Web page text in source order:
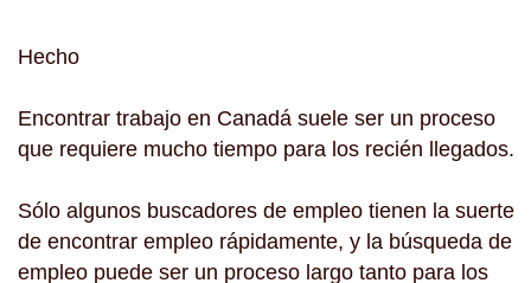
Hecho
Encontrar trabajo en Canadá suele ser un proceso
que requiere mucho tiempo para los recién llegados.
Sólo algunos buscadores de empleo tienen la suerte
de encontrar empleo rápidamente, y la búsqueda de
empleo puede ser un proceso largo tanto para los